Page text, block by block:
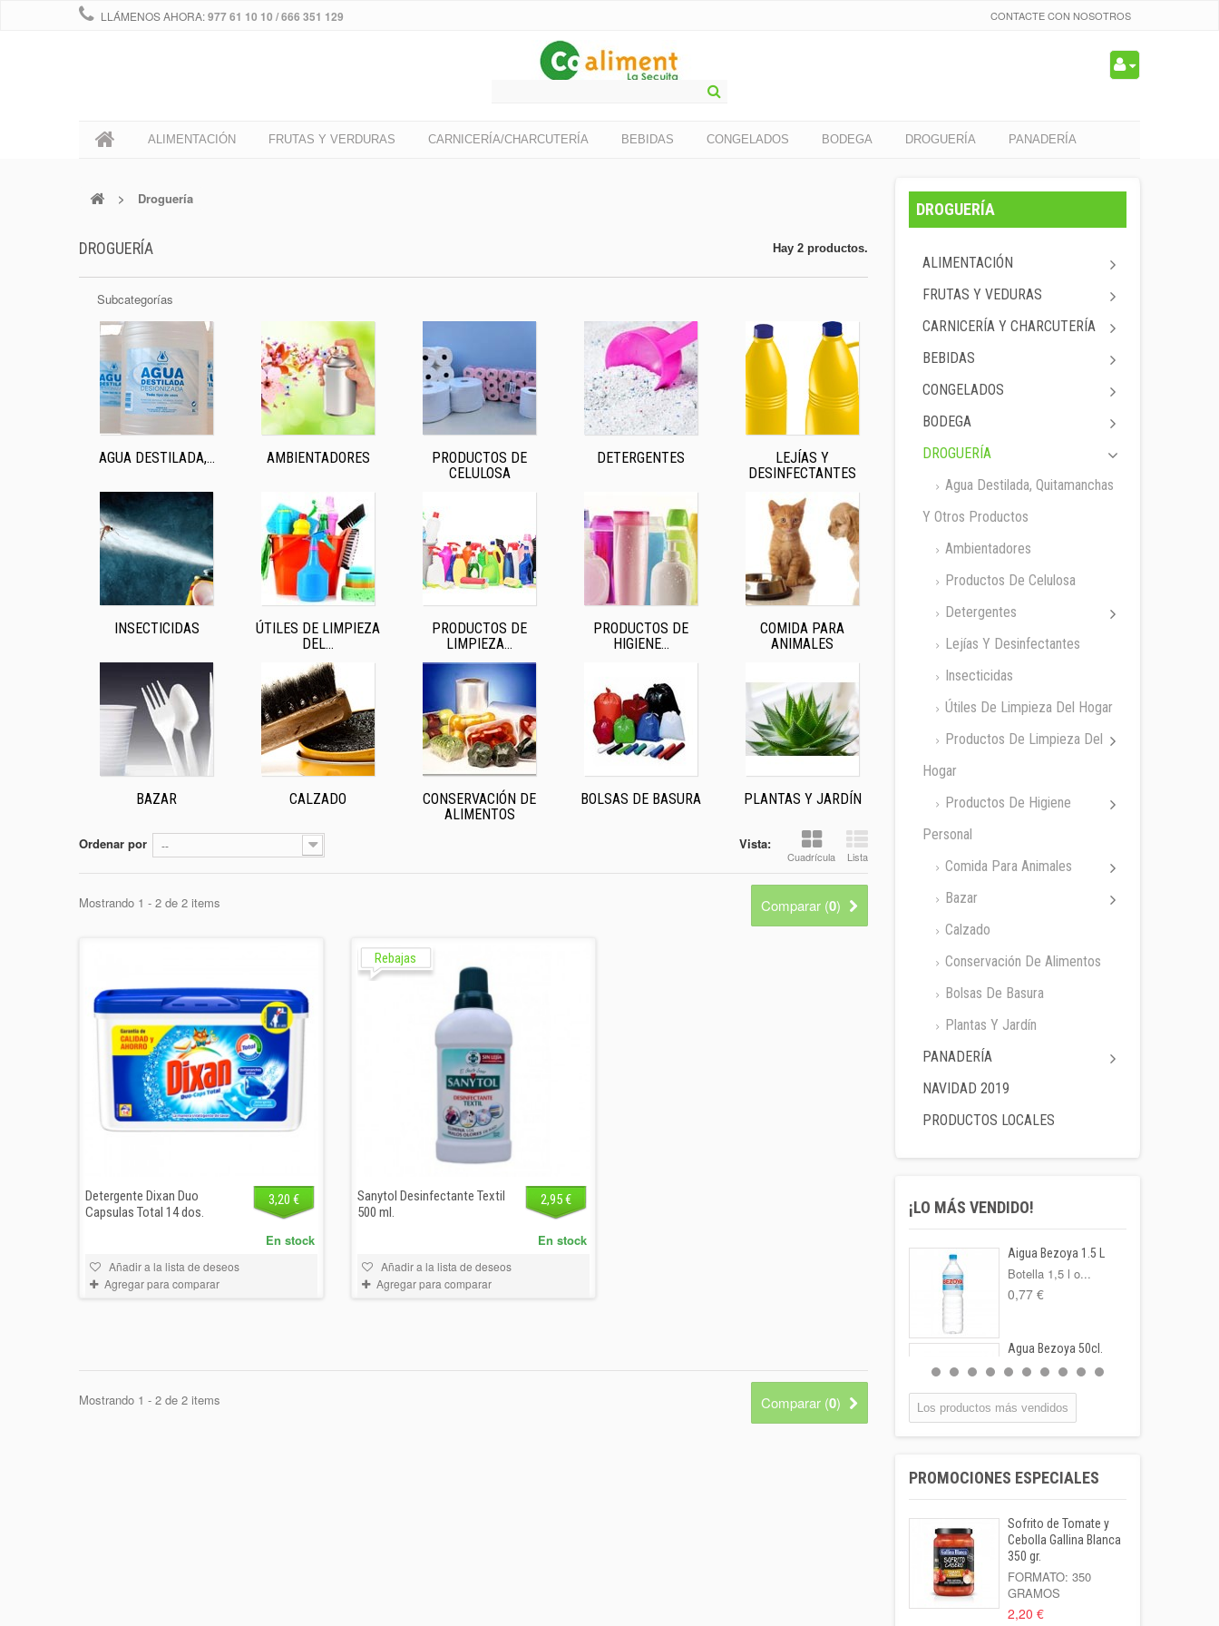
CONTACTE CON NOSOTROS
LLÁMENOS AHORA:977 61 10 10 / 666 351 129
ALIMENTACIÓN FRUTAS Y VERDURAS CARNICERÍA/CHARCUTERÍA BEBIDAS CONGELADOS BODEGA DROGUERÍA PANADERÍA
> Droguería
DROGUERÍA Hay 2 productos.
Subcategorías
AGUA DESTILADA,... AMBIENTADORES
PRODUCTOS DE
CELULOSA
DETERGENTES
LEJÍAS Y
DESINFECTANTES
INSECTICIDAS
ÚTILES DE LIMPIEZA
DEL...
PRODUCTOS DE
LIMPIEZA...
PRODUCTOS DE
HIGIENE...
COMIDA PARA
ANIMALES
BAZAR CALZADO
CONSERVACIÓN DE
ALIMENTOS
BOLSAS DE BASURA PLANTAS Y JARDÍN
Vista:
Cuadrícula Lista
Ordenar por --
Comparar (0)
Mostrando 1 - 2 de 2 items
Detergente Dixan Duo
Capsulas Total 14 dos.
3,20 €
En stock
Añadir a la lista de deseos
Agregar para comparar
Rebajas
Sanytol Desinfectante Textil
500 ml.
2,95 €
En stock
Añadir a la lista de deseos
Agregar para comparar
Comparar (0)
Mostrando 1 - 2 de 2 items
DROGUERÍA
ALIMENTACIÓN
FRUTAS Y VEDURAS
CARNICERÍA Y CHARCUTERÍA
BEBIDAS
CONGELADOS
BODEGA
DROGUERÍA
Agua Destilada, Quitamanchas
Y Otros Productos
Ambientadores
Productos De Celulosa
Detergentes
Lejías Y Desinfectantes
Insecticidas
Útiles De Limpieza Del Hogar
Productos De Limpieza Del
Hogar
Productos De Higiene
Personal
Comida Para Animales
Bazar
Calzado
Conservación De Alimentos
Bolsas De Basura
Plantas Y Jardín
PANADERÍA
NAVIDAD 2019
PRODUCTOS LOCALES
¡LO MÁS VENDIDO!
Aigua Bezoya 1.5 L
Botella 1,5 l o...
0,77 €
Agua Bezoya 50cl.
FORMATO:
0,55 €
Lata 33cl
Leche Coaliment
Semidesnatada
Botella 1l o...
1,02 €
Los productos más vendidos
PROMOCIONES ESPECIALES
Sofrito de Tomate y
Cebolla Gallina Blanca
350 gr.
FORMATO: 350
GRAMOS
2,20 €